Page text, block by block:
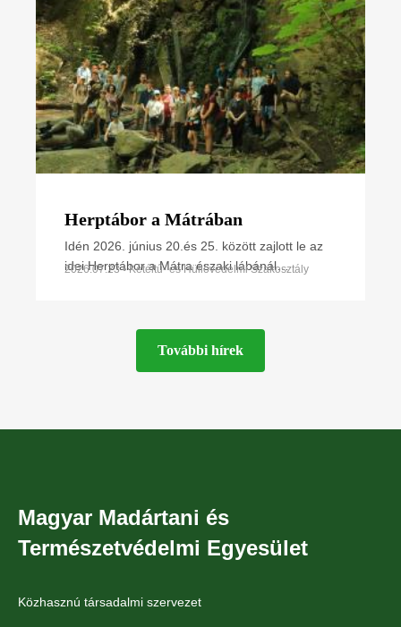
Herptábor a Mátrában
Idén 2026. június 20.és 25. között zajlott le az
idei Herptábor a Mátra északi lábánál
2026.07.23 • Kétéltű- és Hüllővédelmi Szakosztály
További hírek
Magyar Madártani és
Természetvédelmi Egyesület
Közhasznú társadalmi szervezet